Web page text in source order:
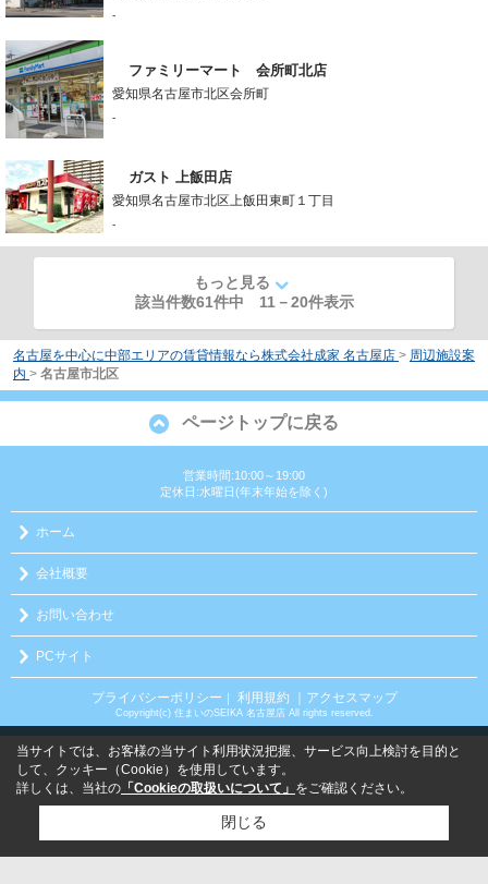
-
ファミリーマート 会所町北店
愛知県名古屋市北区会所町
-
ガスト 上飯田店
愛知県名古屋市北区上飯田東町１丁目
-
もっと見る
該当件数61件中 11 －20件表示
名古屋を中心に中部エリアの賃貸情報なら株式会社成家 名古屋店 > 周辺施設案
内 > 名古屋市北区
ページトップに戻る
営業時間:10:00～19:00
定休日:水曜日(年末年始を除く)
ホーム
会社概要
お問い合わせ
PCサイト
プライバシーポリシー ｜ 利用規約 ｜アクセスマップ
Copyright(c) 住まいのSEIKA 名古屋店 All rights reserved.
当サイトでは、お客様の当サイト利用状況把握、サービス向上検討を目的と
して、クッキー（Cookie）を使用しています。
詳しくは、当社の 「Cookieの取扱いについて」 をご確認ください。
閉じる